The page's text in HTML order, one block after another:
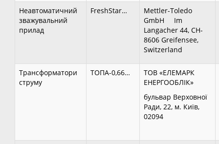
Неавтоматичний
зважувальний
прилад
FreshStar…
Mettler-Toledo
GmbH Im
Langacher 44, CH-
8606 Greifensee,
Switzerland
Трансформатори
струму
ТОПА-0,66…
ТОВ «ЕЛЕМАРК
ЕНЕРГООБЛІК»
бульвар Верховної
Ради, 22, м. Київ,
02094